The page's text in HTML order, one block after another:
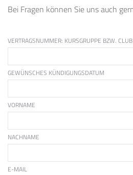
Bei Fragen können Sie uns auch
VERTRAGSNUMMER: KURSGRUPPE BZW.
GEWÜNSCHES KÜNDIGUNGSDATUM
VORNAME
NACHNAME
E-MAIL